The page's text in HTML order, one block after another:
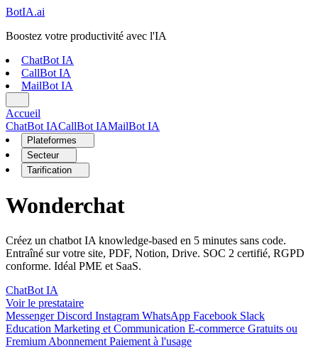
BotIA.ai
Boostez votre productivité avec l'IA
ChatBot IA
CallBot IA
MailBot IA
Accueil
ChatBot IACallBot IAMailBot IA
Plateformes
Secteur
Tarification
Wonderchat
Créez un chatbot IA knowledge-based en 5 minutes sans code.
Entraîné sur votre site, PDF, Notion, Drive. SOC 2 certifié, RGPD
conforme. Idéal PME et SaaS.
ChatBot IA
Voir le prestataire
Messenger Discord Instagram WhatsApp Facebook Slack
Education Marketing et Communication E-commerce Gratuits ou
Fremium Abonnement Paiement à l'usage